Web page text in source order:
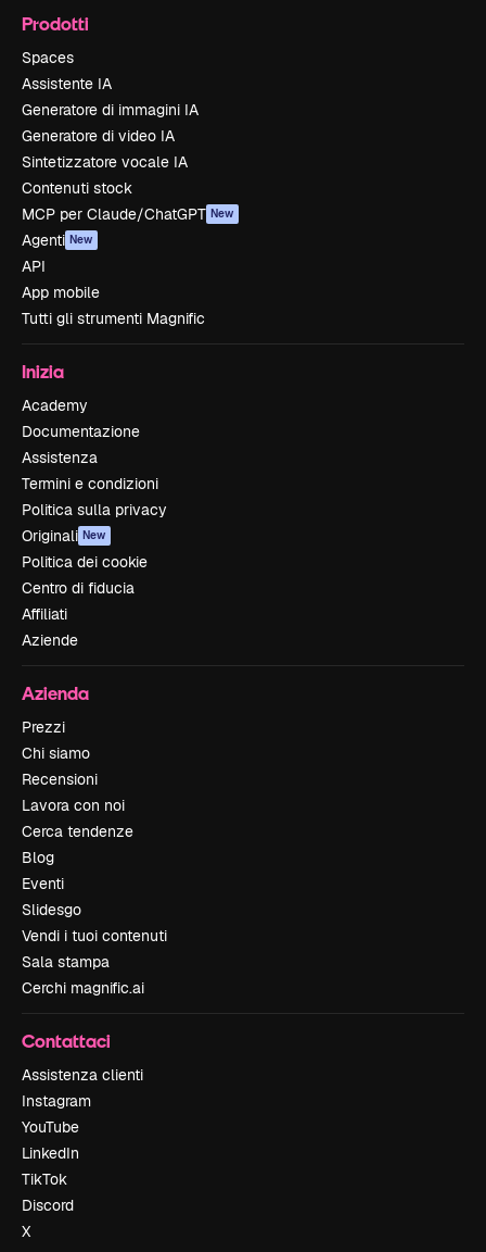
Prodotti
Spaces
Assistente IA
Generatore di immagini IA
Generatore di video IA
Sintetizzatore vocale IA
Contenuti stock
MCP per Claude/ChatGPT New
Agenti New
API
App mobile
Tutti gli strumenti Magnific
Inizia
Academy
Documentazione
Assistenza
Termini e condizioni
Politica sulla privacy
Originali New
Politica dei cookie
Centro di fiducia
Affiliati
Aziende
Azienda
Prezzi
Chi siamo
Recensioni
Lavora con noi
Cerca tendenze
Blog
Eventi
Slidesgo
Vendi i tuoi contenuti
Sala stampa
Cerchi magnific.ai
Contattaci
Assistenza clienti
Instagram
YouTube
LinkedIn
TikTok
Discord
X